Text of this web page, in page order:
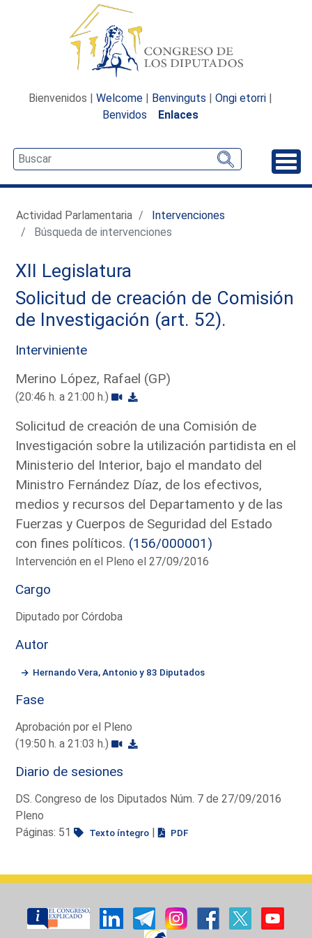
Bienvenidos | Welcome | Benvinguts | Ongi etorri |
Benvidos
Enlaces
Actividad Parlamentaria
Intervenciones
Búsqueda de intervenciones
XII Legislatura
Solicitud de creación de Comisión
de Investigación (art. 52).
Interviniente
Merino López, Rafael (GP)
(20:46 h. a 21:00 h.)
Solicitud de creación de una Comisión de
Investigación sobre la utilización partidista en el
Ministerio del Interior, bajo el mandato del
Ministro Fernández Díaz, de los efectivos,
medios y recursos del Departamento y de las
Fuerzas y Cuerpos de Seguridad del Estado
con fines políticos. (156/000001)
Intervención en el Pleno el 27/09/2016
Cargo
Diputado por Córdoba
Autor
Hernando Vera, Antonio y 83 Diputados
Fase
Aprobación por el Pleno
(19:50 h. a 21:03 h.)
Diario de sesiones
DS. Congreso de los Diputados Núm. 7 de 27/09/2016
Pleno
Páginas: 51
Texto íntegro | PDF